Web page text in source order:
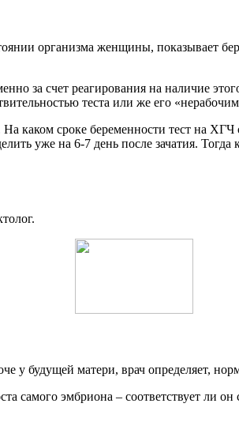
организма женщины, показывает
за счет реагирования на наличие
теста или же его
сроке беременности тест на ХГЧ
уже на 6-7 день после зачатия.
у будущей матери, врач определяет,
самого эмбриона – соответствует ли